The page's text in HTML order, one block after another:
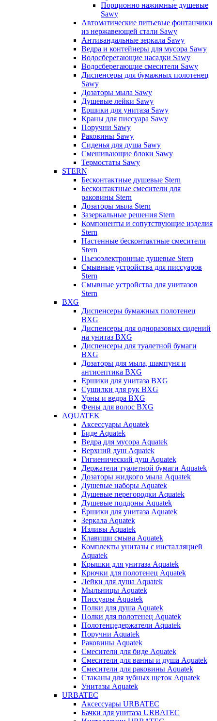
Порционно нажимные душевые
Sawy
Автоматические питьевые фонтанчики
из нержавеющей стали Sawy
Антивандальные зеркала Sawy
Ведра и контейнеры для мусора Sawy
Водосберегающие насадки Sawy
Водосберегающие смесители Sawy
Диспенсеры для бумажных полотенец
Sawy
Дозаторы мыла Sawy
Душевые лейки Sawy
Ершики для унитаза Sawy
Краны для писсуара Sawy
Поручни Sawy
Раковины Sawy
Сиденья для душа Sawy
Смешивающие блоки Sawy
Термостаты Sawy
STERN
Бесконтактные душевые Stern
Бесконтактные смесители для
раковины Stern
Дозаторы мыла Stern
Зазеркальные решения Stern
Компоненты и сопутствующие изделия
Stern
Настенные бесконтактные смесители
Stern
Пьезоэлектронные душевые Stern
Смывные устройства для писсуаров
Stern
Смывные устройства для унитазов
Stern
BXG
Диспенсеры бумажных полотенец
BXG
Диспенсеры для одноразовых сидений
на унитаз BXG
Диспенсеры для туалетной бумаги
BXG
Дозаторы для мыла, шампуня и
антисептика BXG
Ершики для унитаза BXG
Сушилки для рук BXG
Урны и ведра BXG
Фены для волос BXG
AQUATEK
Аксессуары Aquatek
Биде Aquatek
Ведра для мусора Aquatek
Верхний душ Aquatek
Гигиенический душ Aquatek
Держатели туалетной бумаги Aquatek
Дозаторы жидкого мыла Aquatek
Душевые наборы Aquatek
Душевые перегородки Aquatek
Душевые поддоны Aquatek
Ёршики для унитаза Aquatek
Зеркала Aquatek
Изливы Aquatek
Клавиши смыва Aquatek
Комплекты унитазы с инсталляцией
Aquatek
Крышки для унитаза Aquatek
Крючки для полотенец Aquatek
Лейки для душа Aquatek
Мыльницы Aquatek
Писсуары Aquatek
Полки для душа Aquatek
Полки для полотенец Aquatek
Полотенцедержатели Aquatek
Поручни Aquatek
Раковины Aquatek
Смесители для биде Aquatek
Смесители для ванны и душа Aquatek
Смесители для раковины Aquatek
Стаканы для зубных щеток Aquatek
Унитазы Aquatek
URBATEC
Аксессуары URBATEC
Бачки для унитаза URBATEC